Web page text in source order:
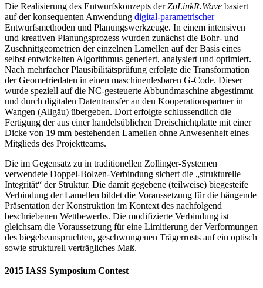
Die Realisierung des Entwurfskonzepts derZoLinkR.Wave basiert
auf der konsequenten Anwendung digital-parametrischer
Entwurfsmethoden und Planungswerkzeuge. In einem intensiven
und kreativen Planungsprozess wurden zunächst die Bohr- und
Zuschnittgeometrien der einzelnen Lamellen auf der Basis eines
selbst entwickelten Algorithmus generiert, analysiert und optimiert.
Nach mehrfacher Plausibilitätsprüfung erfolgte die Transformation
der Geometriedaten in einen maschinenlesbaren G-Code. Dieser
wurde speziell auf die NC-gesteuerte Abbundmaschine abgestimmt
und durch digitalen Datentransfer an den Kooperationspartner in
Wangen (Allgäu) übergeben. Dort erfolgte schlussendlich die
Fertigung der aus einer handelsüblichen Dreischichtplatte mit einer
Dicke von 19 mm bestehenden Lamellen ohne Anwesenheit eines
Mitglieds des Projektteams.
Die im Gegensatz zu in traditionellen Zollinger-Systemen
verwendete Doppel-Bolzen-Verbindung sichert die „strukturelle
Integrität“ der Struktur. Die damit gegebene (teilweise) biegesteife
Verbindung der Lamellen bildet die Voraussetzung für die hängende
Präsentation der Konstruktion im Kontext des nachfolgend
beschriebenen Wettbewerbs. Die modifizierte Verbindung ist
gleichsam die Voraussetzung für eine Limitierung der Verformungen
des biegebeanspruchten, geschwungenen Trägerrosts auf ein optisch
sowie strukturell verträgliches Maß.
2015 IASS Symposium Contest